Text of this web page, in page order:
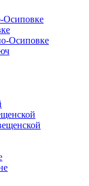
Осиповке
Осиповке